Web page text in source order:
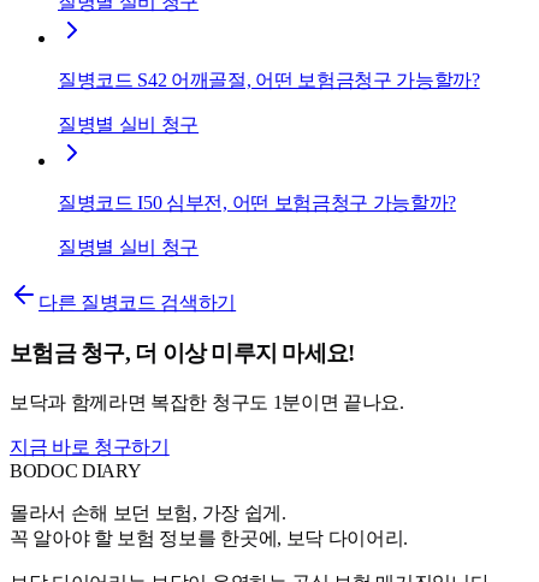
질병코드 S42 어깨골절, 어떤 보험금청구 가능할까?
질병별 실비 청구
질병코드 I50 심부전, 어떤 보험금청구 가능할까?
질병별 실비 청구
다른 질병코드 검색하기
보험금 청구, 더 이상 미루지 마세요!
보닥과 함께라면 복잡한 청구도 1분이면 끝나요.
지금 바로 청구하기
BODOCDIARY
몰라서 손해 보던 보험, 가장 쉽게.
꼭 알아야 할 보험 정보를 한곳에, 보닥 다이어리.